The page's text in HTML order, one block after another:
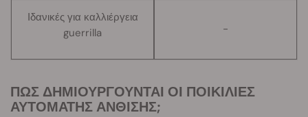
Ιδανικές για καλλιέργεια
guerrilla
-
ΠΩΣ ΔΗΜΙΟΥΡΓΟΥΝΤΑΙ ΟΙ ΠΟΙΚΙΛΙΕΣ
ΑΥΤΟΜΑΤΗΣ ΑΝΘΙΣΗΣ;